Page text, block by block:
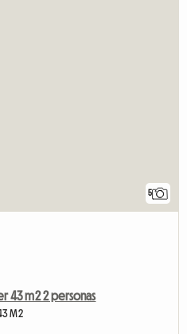
5
43 m2 2 personas
M2